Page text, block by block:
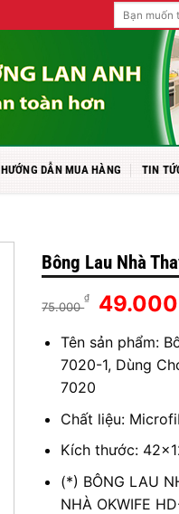
Tìm
kiếm:
HƯỚNG DẪN MUA HÀNG TIN
Bông Lau Nhà
75.000
₫
Giá
là:
75.000
Tên sản phẩm:
7020-1, Dùng
7020
Chất liệu:
Kích thước:
(*) BÔNG LAU
NHÀ OKWIFE